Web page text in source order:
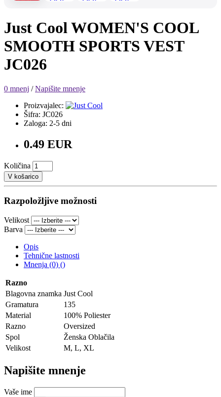
Just Cool WOMEN'S COOL
SMOOTH SPORTS VEST
JC026
0 mnenj /Napišite mnenje
Proizvajalec:
Šifra: JC026
Zaloga: 2-5 dni
0.49 EUR
Količina
V košarico
Razpoložljive možnosti
Velikost
Barva
Opis
Tehnične lastnosti
Mnenja (0) ()
Razno
Blagovna znamka Just Cool
Gramatura
135
Material
100% Poliester
Razno
Oversized
Spol
Ženska Oblačila
Velikost
M, L, XL
Napišite mnenje
Vaše ime